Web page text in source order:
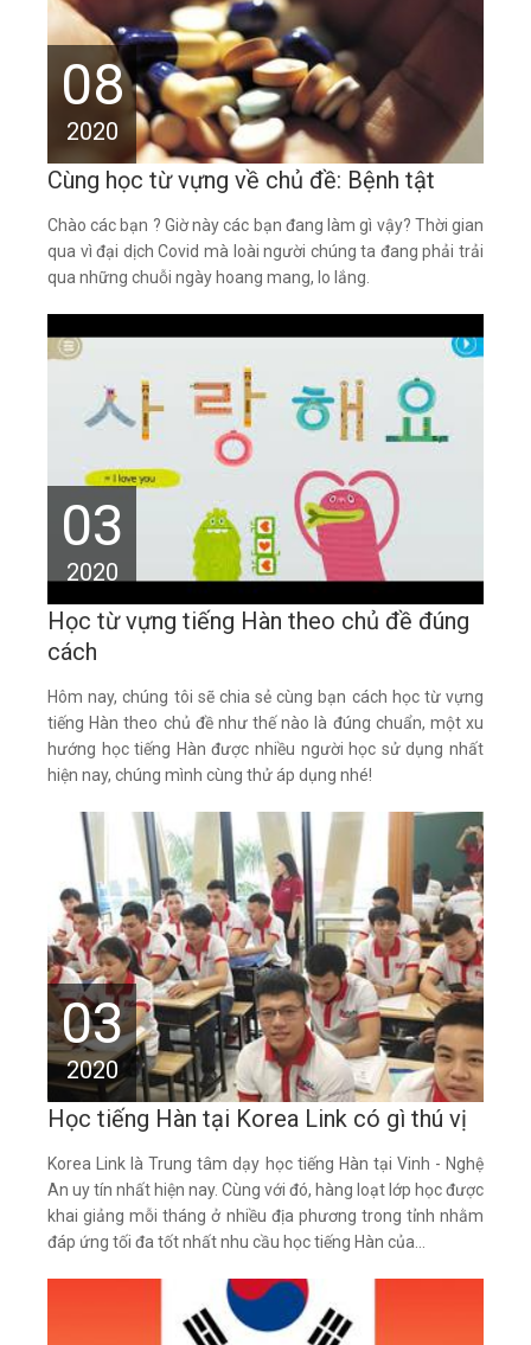
08
2020
Cùng học từ vựng về chủ đề: Bệnh tật
Chào các bạn ? Giờ này các bạn đang làm gì vậy? Thời gian
qua vì đại dịch Covid mà loài người chúng ta đang phải trải
qua những chuỗi ngày hoang mang, lo lắng.
03
2020
Học từ vựng tiếng Hàn theo chủ đề đúng
cách
Hôm nay, chúng tôi sẽ chia sẻ cùng bạn cách học từ vựng
tiếng Hàn theo chủ đề như thế nào là đúng chuẩn, một xu
hướng học tiếng Hàn được nhiều người học sử dụng nhất
hiện nay, chúng mình cùng thử áp dụng nhé!
03
2020
Học tiếng Hàn tại Korea Link có gì thú vị
Korea Link là Trung tâm dạy học tiếng Hàn tại Vinh - Nghệ
An uy tín nhất hiện nay. Cùng với đó, hàng loạt lớp học được
khai giảng mỗi tháng ở nhiều địa phương trong tỉnh nhằm
đáp ứng tối đa tốt nhất nhu cầu học tiếng Hàn của...